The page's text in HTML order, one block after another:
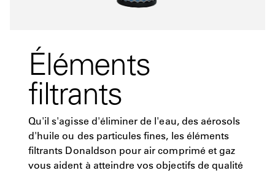
Éléments
filtrants
Qu'il s'agisse d'éliminer de l'eau, des aérosols
d'huile ou des particules fines, les éléments
filtrants Donaldson pour air comprimé et gaz
vous aident à atteindre vos objectifs de qualité